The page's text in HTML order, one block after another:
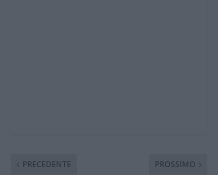
PRECEDENTE PROSSIMO